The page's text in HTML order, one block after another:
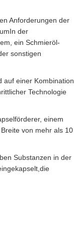
Anforderungen der
der
ein Schmieröl-
sonstigen
auf einer Kombination
Technologie
einem
von mehr als 10
Substanzen in der